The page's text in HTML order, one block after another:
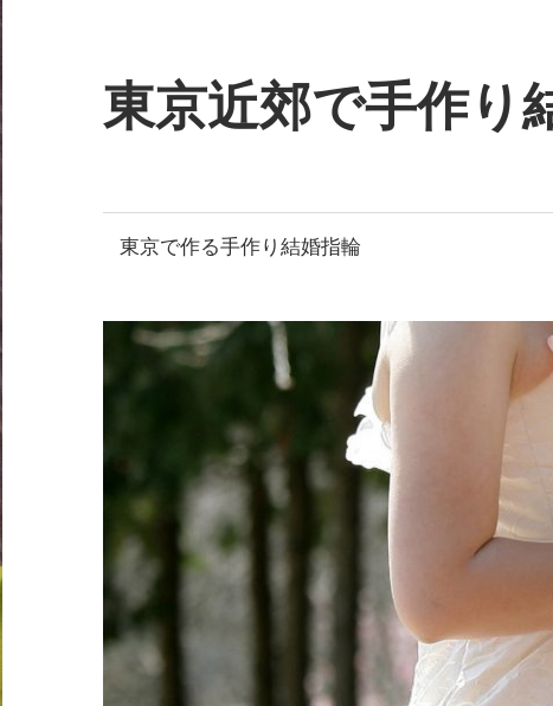
テ
ン
ス
キ
プ
東京近郊で手作り
WordPress
site
東京で作る手作り結婚指輪